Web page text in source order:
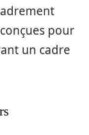
pour
un cadre